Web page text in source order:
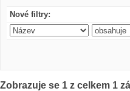
Nové filtry:
Zobrazuje se 1 z celkem 1